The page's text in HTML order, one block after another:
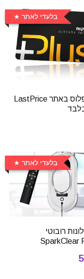
בלעדי לאתר
חברות פלוס באתר LastPrice
בלעדי לאתר
רובוטי
SparkClear